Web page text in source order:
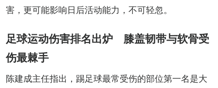
害，更可能影响日后活动能力，不可轻忽。
足球运动伤害排名出炉 膝盖韧带与软骨受
伤最棘手
陈建成主任指出，踢足球最常受伤的部位第一名是大